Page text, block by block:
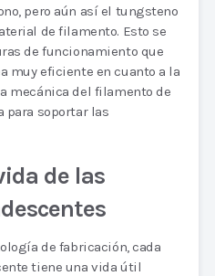
pero aún así el tungsteno
de filamento. Esto se
de funcionamiento que
muy eficiente en cuanto a la
mecánica del filamento de
para soportar las
de las
de fabricación, cada
tiene una vida útil